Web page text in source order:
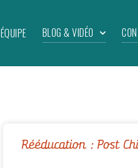
ÉQUIPE BLOG & VIDÉO
Rééducation : Post